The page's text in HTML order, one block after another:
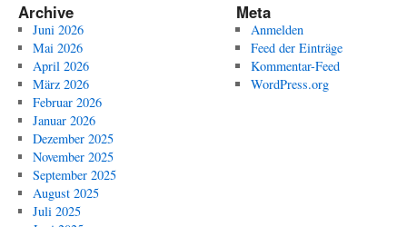
Archive
Juni 2026
Mai 2026
April 2026
März 2026
Februar 2026
Januar 2026
Dezember 2025
November 2025
September 2025
August 2025
Juli 2025
Meta
Anmelden
Feed der Einträge
Kommentar-Feed
WordPress.org